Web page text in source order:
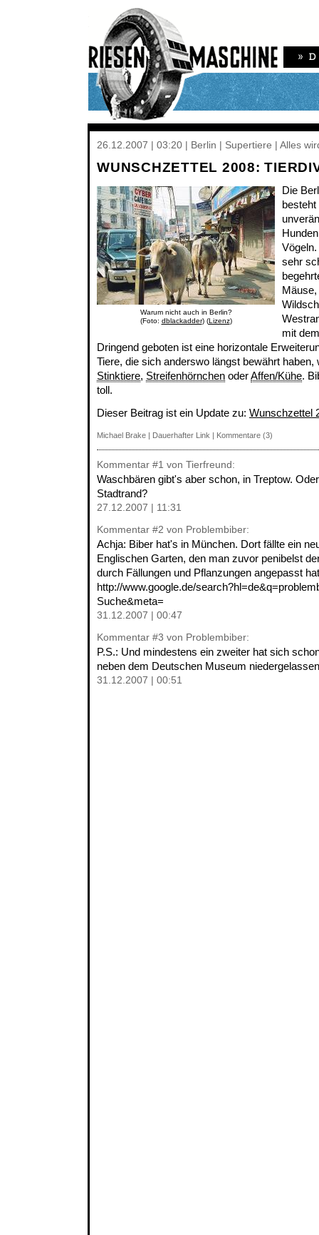
26.12.2007 | 03:20 | Berlin | Supertiere | Alles
WUNSCHZETTEL 2008:
Warum nicht auch in Berlin?
(Foto: dblackadder) (Lizenz)
Die
sehr
mit
Dringend geboten ist eine horizontale
Tiere, die sich anderswo längst bewährt
Stinktiere, Streifenhörnchen oderAffen/Kühe.
toll.
Dieser Beitrag ist ein Update zu: Wunschzettel
Michael Brake | Dauerhafter Link | Kommentare (3)
Kommentar #1 von Tierfreund:
Waschbären gibt's aber schon, in Treptow.
Stadtrand?
27.12.2007 | 11:31
Kommentar #2 von Problembiber:
Achja: Biber hat's in München. Dort fällte ein
Englischen Garten, den man zuvor penibelst
durch Fällungen und Pflanzungen angepasst
http://www.google.de/
Suche&meta=
31.12.2007 | 00:47
Kommentar #3 von Problembiber:
P.S.: Und mindestens ein zweiter hat sich
neben dem Deutschen Museum
31.12.2007 | 00:51